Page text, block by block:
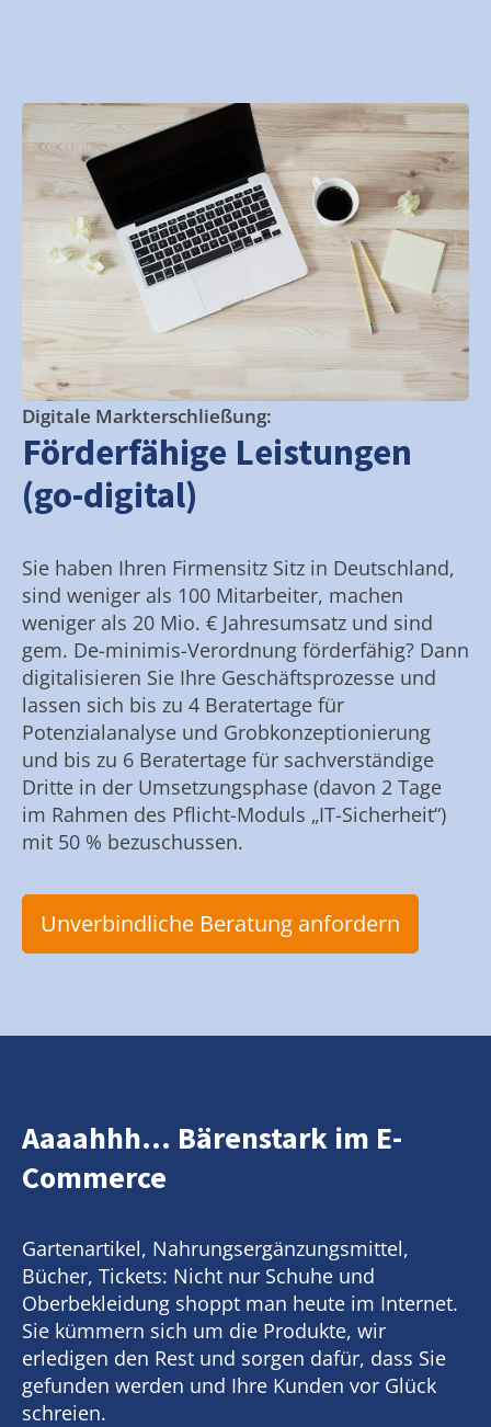
Digitale Markterschließung:
Förderfähige Leistungen
(go-digital)
Sie haben Ihren Firmensitz Sitz in Deutschland,
sind weniger als 100 Mitarbeiter, machen
weniger als 20 Mio. € Jahresumsatz und sind
gem. De-minimis-Verordnung förderfähig? Dann
digitalisieren Sie Ihre Geschäftsprozesse und
lassen sich bis zu 4 Beratertage für
Potenzialanalyse und Grobkonzeptionierung
und bis zu 6 Beratertage für sachverständige
Dritte in der Umsetzungsphase (davon 2 Tage
im Rahmen des Pflicht-Moduls „IT-Sicherheit“)
mit 50 % bezuschussen.
Unverbindliche Beratung anfordern
Aaaahhh... Bärenstark im E-
Commerce
Gartenartikel, Nahrungsergänzungsmittel,
Bücher, Tickets: Nicht nur Schuhe und
Oberbekleidung shoppt man heute im Internet.
Sie kümmern sich um die Produkte, wir
erledigen den Rest und sorgen dafür, dass Sie
gefunden werden und Ihre Kunden vor Glück
schreien.